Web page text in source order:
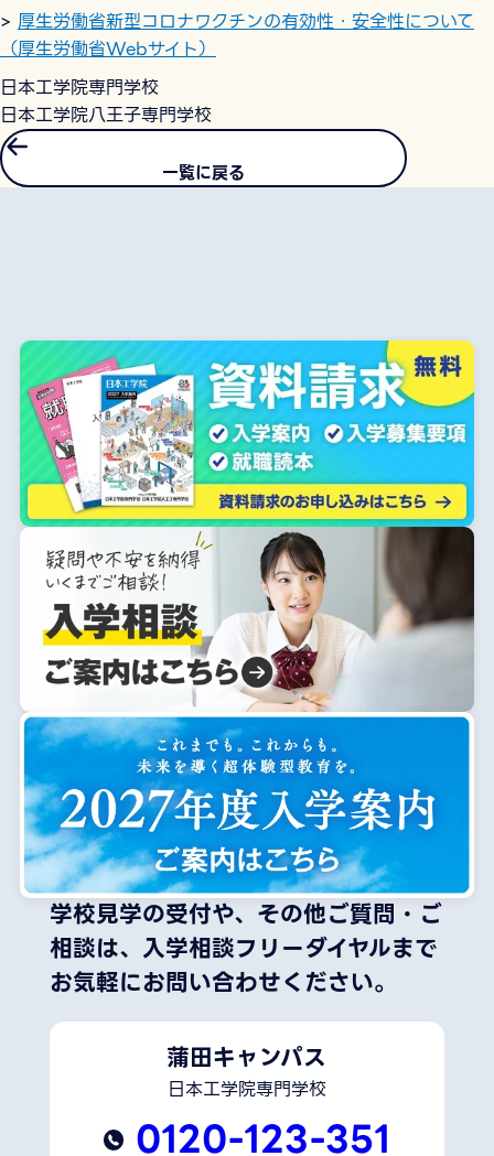
> 厚生労働省新型コロナワクチンの有効性・安全性について
（厚生労働省Webサイト）
日本工学院専門学校
日本工学院八王子専門学校
一覧に戻る
学校見学の受付や、その他ご質問・ご
相談は、 入学相談フリーダイヤルまで
お気軽にお問い合わせください。
蒲田キャンパス
日本工学院専門学校
0120-123-351